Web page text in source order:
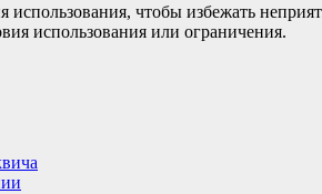
чтобы избежать
использования или ограничения.